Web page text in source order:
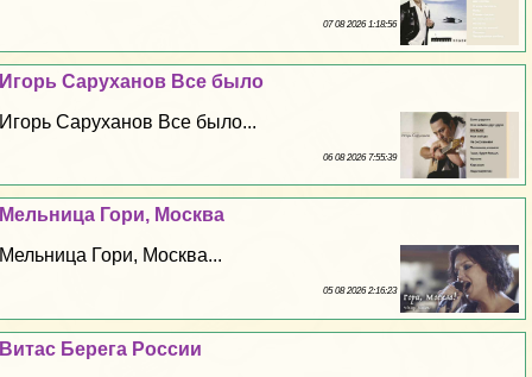
07 08 2026 1:18:56
Игорь Саруханов Все было
Игорь Саруханов Все было...
06 08 2026 7:55:39
Мельница Гори, Москва
Мельница Гори, Москва...
05 08 2026 2:16:23
Витас Берега России